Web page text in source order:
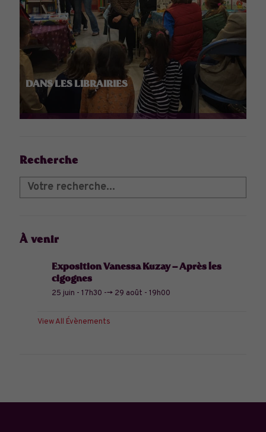
DANS LES LIBRAIRIES
Recherche
À venir
Exposition Vanessa Kuzay – Après les
cigognes
25 juin - 17h30 --> 29 août - 19h00
View All Évènements